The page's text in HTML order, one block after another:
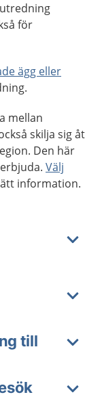
för
ägg eller
mellan
skilja sig åt
Den här
Välj
information.
till